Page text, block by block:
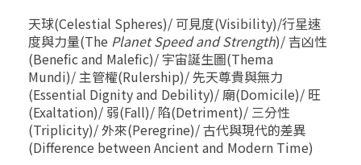
天球(Celestial Spheres)/ 可見度(Visibility)/行星速
度與力量(The Planet Speed and Strength)/吉凶性
(Benefic and Malefic)/ 宇宙誕生圖(Thema
Mundi)/主管權(Rulership)/先天尊貴與無力
(Essential Dignity and Debility)/廟(Domicile)/ 旺
(Exaltation)/ 弱(Fall)/ 陷(Detriment)/ 三分性
(Triplicity)/外來(Peregrine)/古代與現代的差異
(Difference between Ancient and Modern Time)